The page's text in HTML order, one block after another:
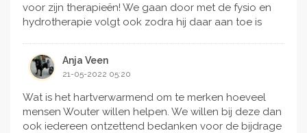
voor zijn therapieën! We gaan door met de fysio en
hydrotherapie volgt ook zodra hij daar aan toe is
Anja Veen
21-05-2022 05:20
Wat is het hartverwarmend om te merken hoeveel
mensen Wouter willen helpen. We willen bij deze dan
ook iedereen ontzettend bedanken voor de bijdrage